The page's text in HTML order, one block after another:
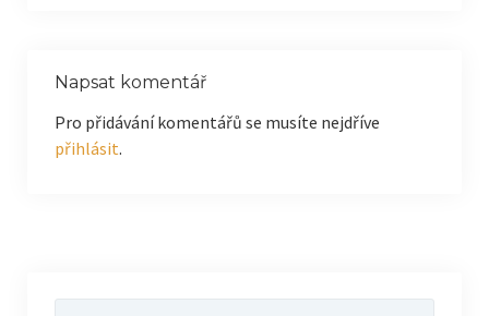
Napsat komentář
Pro přidávání komentářů se musíte nejdříve
přihlásit.